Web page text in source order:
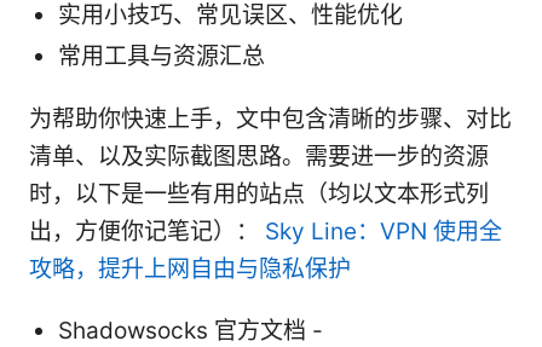
实用小技巧、常见误区、性能优化
常用工具与资源汇总
为帮助你快速上手，文中包含清晰的步骤、对比
清单、以及实际截图思路。需要进一步的资源
时，以下是一些有用的站点（均以文本形式列
出，方便你记笔记）： Sky Line：VPN 使用全
攻略，提升上网自由与隐私保护
Shadowsocks 官方文档 -